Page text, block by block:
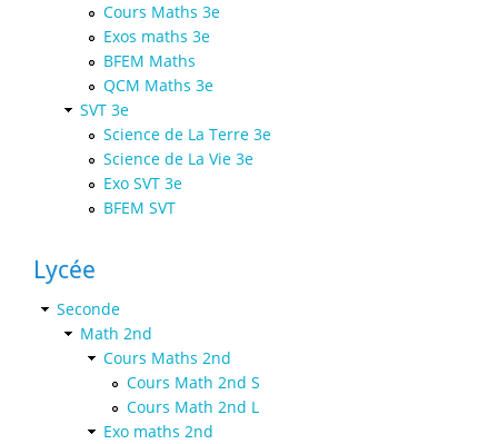
Cours Maths 3e
Exos maths 3e
BFEM Maths
QCM Maths 3e
SVT 3e
Science de La Terre 3e
Science de La Vie 3e
Exo SVT 3e
BFEM SVT
Lycée
Seconde
Math 2nd
Cours Maths 2nd
Cours Math 2nd S
Cours Math 2nd L
Exo maths 2nd